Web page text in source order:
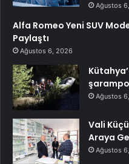
Ağustos
Alfa Romeo Yeni SUV
Paylaştı
Ağustos 6, 2026
Ağustos
Vali
Araya
Ağustos